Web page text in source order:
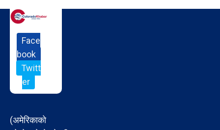
Face
book
Twitt
er
(अमेरिकाको